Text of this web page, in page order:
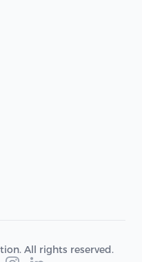
All rights reserved.